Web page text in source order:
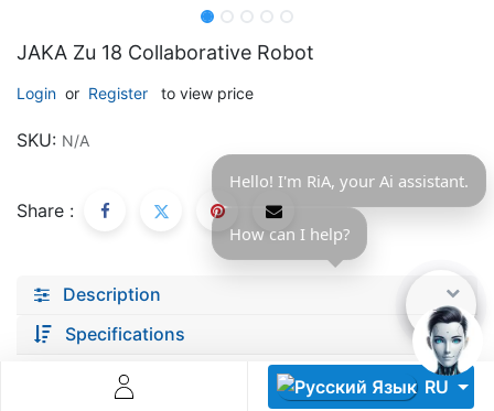
RU
JAKA Zu 18 Collaborative Robot
Login or Register to view price
SKU: N/A
Share :
Description
Specifications
Platformă integrată pentru managementul flotei de roboți
Monitorizare în timp real și analiză date
Conectează roboți, software și servicii într-o singură
soluție
Scalabil de la 1 robot la zeci de unități
Află mai mult
Hello! I'm RiA, your Ai assistant.
How can I help?